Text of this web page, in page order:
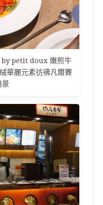
by petit doux 嫩煎牛
華麗元素彷彿凡爾賽
景